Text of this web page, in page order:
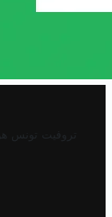
تروفيت تونس